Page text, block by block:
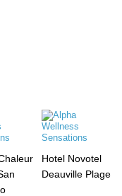
Hotel Novotel
Deauville Plage